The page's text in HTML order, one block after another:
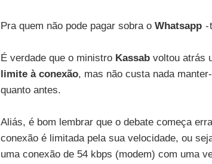
Pra quem não pode pagar sobra o Whatsapp-
É verdade que o ministro Kassabvoltou atrás
limite à conexão, mas não custa nada
quanto antes.
Aliás, é bom lembrar que o debate começa
conexão é limitada pela sua velocidade, ou
uma conexão de 54 kbps (modem) com uma